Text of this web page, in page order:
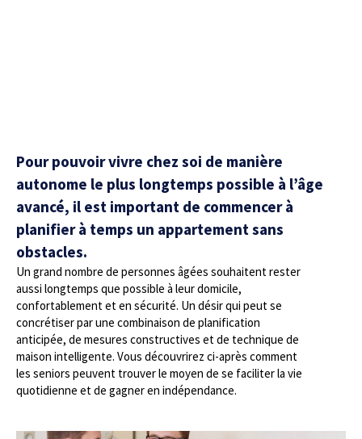
Pour pouvoir vivre chez soi de manière
autonome le plus longtemps possible à l’âge
avancé, il est important de commencer à
planifier à temps un appartement sans
obstacles.
Un grand nombre de personnes âgées souhaitent rester
aussi longtemps que possible à leur domicile,
confortablement et en sécurité. Un désir qui peut se
concrétiser par une combinaison de planification
anticipée, de mesures constructives et de technique de
maison intelligente. Vous découvrirez ci-après comment
les seniors peuvent trouver le moyen de se faciliter la vie
quotidienne et de gagner en indépendance.